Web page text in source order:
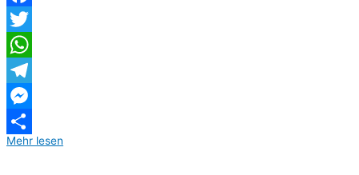
Facebook
Twitter
WhatsApp
Telegram
Messenger
Teilen
Mehr lesen